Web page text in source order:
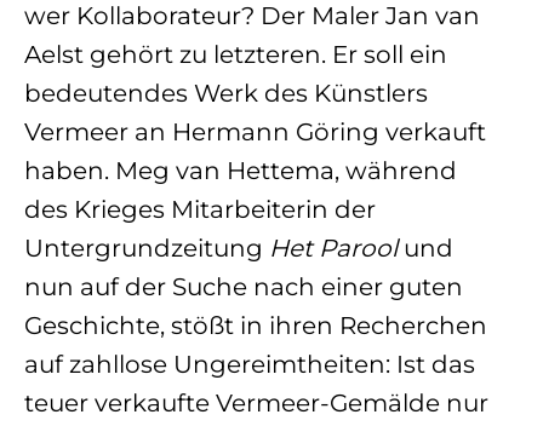
wer Kollaborateur? Der Maler Jan van
Aelst gehört zu letzteren. Er soll ein
bedeutendes Werk des Künstlers
Vermeer an Hermann Göring verkauft
haben. Meg van Hettema, während
des Krieges Mitarbeiterin der
Untergrundzeitung Het Paroolund
nun auf der Suche nach einer guten
Geschichte, stößt in ihren Recherchen
auf zahllose Ungereimtheiten: Ist das
teuer verkaufte Vermeer-Gemälde nur